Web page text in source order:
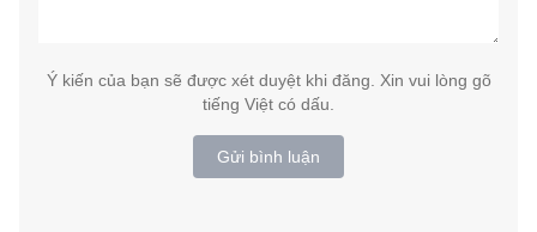
Ý kiến của bạn sẽ được xét duyệt khi đăng. Xin vui lòng gõ
tiếng Việt có dấu.
Gửi bình luận